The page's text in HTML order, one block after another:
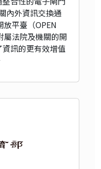
內外資訊交換通
平臺（OPEN
屬法院及機關的開
訊的更有效增值